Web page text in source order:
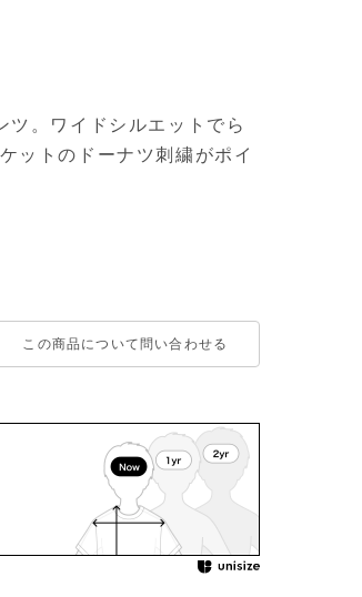
。ワイドシルエットでら
ットのドーナツ刺繍がポイ
この商品について問い合わせる